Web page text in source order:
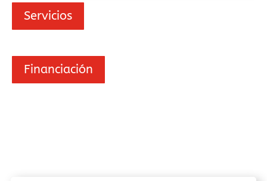
Servicios
Financiación